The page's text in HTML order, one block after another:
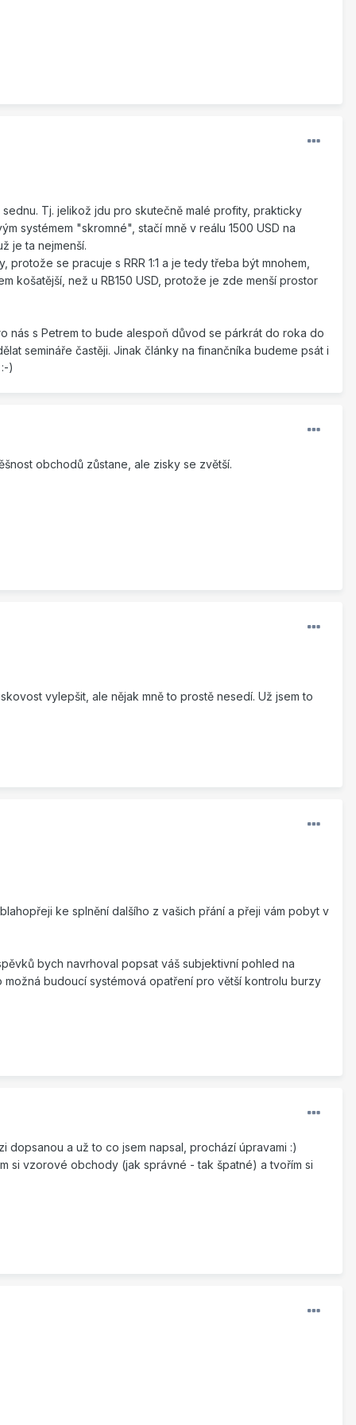
Tj. jelikož jdu pro skutečně malé profity, prakticky
systémem "skromné", stačí mně v reálu 1500 USD na
je ta nejmenší.
se pracuje s RRR 1:1 a je tedy třeba být mnohem,
košatější, než u RB150 USD, protože je zde menší prostor
nás s Petrem to bude alespoň důvod se párkrát do roka do
semináře častěji. Jinak články na finančníka budeme psát i
)
obchodů zůstane, ale zisky se zvětší.
vylepšit, ale nějak mně to prostě nesedí. Už jsem to
ke splnění dalšího z vašich přání a přeji vám pobyt v
bych navrhoval popsat váš subjektivní pohled na
budoucí systémová opatření pro větší kontrolu burzy
dopsanou a už to co jsem napsal, prochází úpravami :)
si vzorové obchody (jak správné - tak špatné) a tvořím si